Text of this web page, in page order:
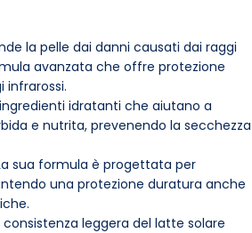
la pelle dai danni causati dai raggi
avanzata che offre protezione
infrarossi.
idratanti che aiutano a
e nutrita, prevenendo la secchezza
sua formula è progettata per
una protezione duratura anche
consistenza leggera del latte solare